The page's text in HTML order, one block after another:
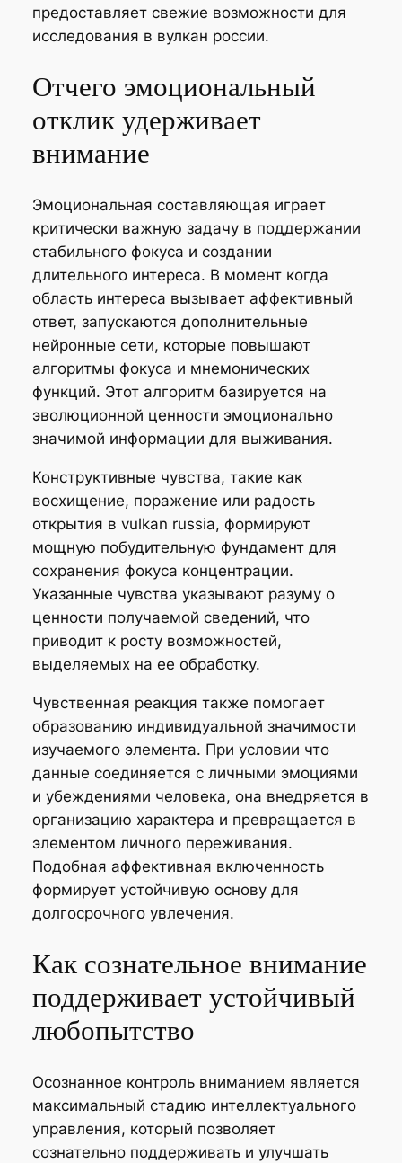
предоставляет свежие возможности для
исследования в вулкан россии.
Отчего эмоциональный
отклик удерживает
внимание
Эмоциональная составляющая играет
критически важную задачу в поддержании
стабильного фокуса и создании
длительного интереса. В момент когда
область интереса вызывает аффективный
ответ, запускаются дополнительные
нейронные сети, которые повышают
алгоритмы фокуса и мнемонических
функций. Этот алгоритм базируется на
эволюционной ценности эмоционально
значимой информации для выживания.
Конструктивные чувства, такие как
восхищение, поражение или радость
открытия в vulkan russia, формируют
мощную побудительную фундамент для
сохранения фокуса концентрации.
Указанные чувства указывают разуму о
ценности получаемой сведений, что
приводит к росту возможностей,
выделяемых на ее обработку.
Чувственная реакция также помогает
образованию индивидуальной значимости
изучаемого элемента. При условии что
данные соединяется с личными эмоциями
и убеждениями человека, она внедряется в
организацию характера и превращается в
элементом личного переживания.
Подобная аффективная включенность
формирует устойчивую основу для
долгосрочного увлечения.
Как сознательное внимание
поддерживает устойчивый
любопытство
Осознанное контроль вниманием является
максимальный стадию интеллектуального
управления, который позволяет
сознательно поддерживать и улучшать